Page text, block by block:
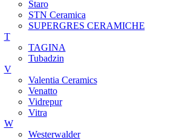
Staro
STN Ceramica
SUPERGRES CERAMICHE
T
TAGINA
Tubadzin
V
Valentia Ceramics
Venatto
Vidrepur
Vitra
W
Westerwalder